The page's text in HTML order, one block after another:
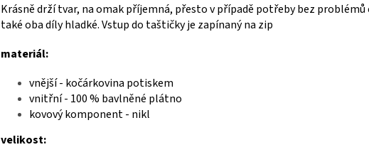
Krásně drží tvar, na omak příjemná, přesto v případě potřeby bez
také oba díly hladké. Vstup do taštičky je zapínaný na zip
materiál:
vnější - kočárkovina potiskem
vnitřní - 100 % bavlněné plátno
kovový komponent - nikl
velikost: